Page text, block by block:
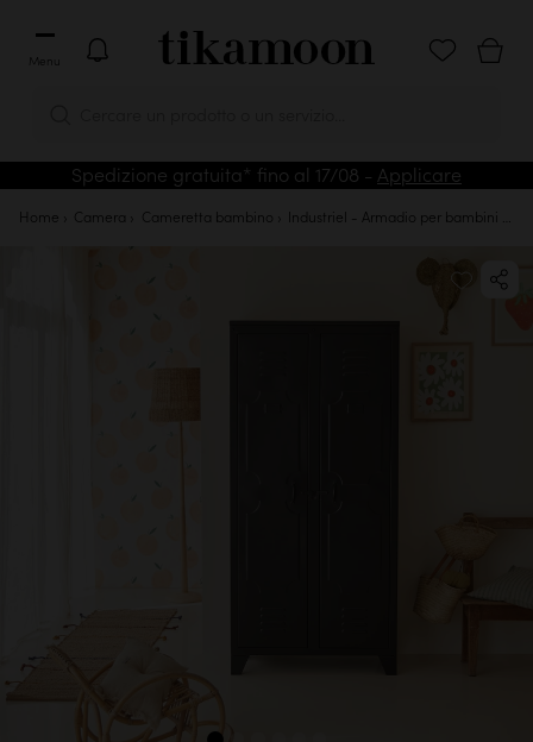
Menu
Spedizione gratuita* fino al 17/08 - Applicare
Home Camera Cameretta bambino Industriel - Armadio per bambini in metallo